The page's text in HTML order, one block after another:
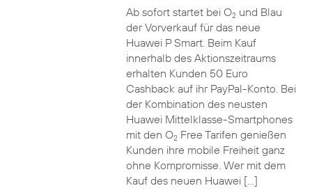
Ab sofort startet bei O2und Blau
der Vorverkauf für das neue
Huawei P Smart. Beim Kauf
innerhalb des Aktionszeitraums
erhalten Kunden 50 Euro
Cashback auf ihr PayPal-Konto. Bei
der Kombination des neusten
Huawei Mittelklasse-Smartphones
mit den O2Free Tarifen genießen
Kunden ihre mobile Freiheit ganz
ohne Kompromisse. Wer mit dem
Kauf des neuen Huawei […]